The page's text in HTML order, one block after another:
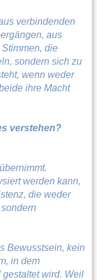
verbindenden
aus
die
sondern sich zu
wenn weder
ihre Macht
verstehen?
werden kann,
die weder
Bewusstsein, kein
in dem
wird. Weil